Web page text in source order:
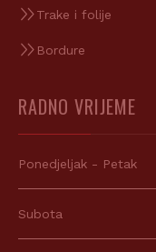
Trake i folije
Bordure
RADNO VRIJEME
Ponedjeljak - Petak
Subota